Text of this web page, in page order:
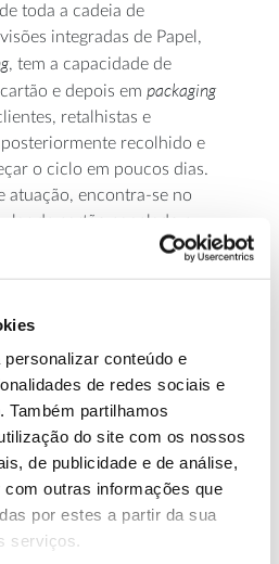
conteúdo e
de redes sociais e
Também partilhamos
do site com os nossos
de publicidade e de análise,
outras informações que
por estes a partir da sua
serviços.
toda a cadeia de
integradas de Papel,
, tem a capacidade de
e depois em packaging
retalhistas e
recolhido e
o ciclo em poucos dias.
atuação, encontra-se no
de cartão canelado e
para liderar a transição de
autoridade mundial
a DS Smith desenvolveu um
Design Circulare os mais de
em todo o mundo utilizam
para criar soluções de
Além disso, foi pioneira
Métricas de Design Circular
e comparar o desempenho de